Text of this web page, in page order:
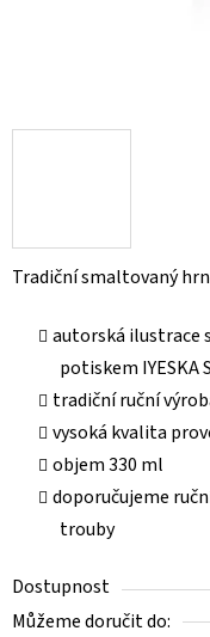
Tradiční smaltovaný
autorská ilustrace
potiskem IYESKA
tradiční ruční
vysoká kvalita
objem 330 ml
doporučujeme
trouby
Dostupnost
Můžeme doručit do: